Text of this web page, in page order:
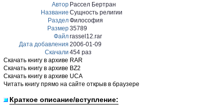
Автор Рассел Бертран
Название Сущность религии
РазделФилософия
Размер35789
Файлrassel12.rar
Дата добавления 2006-01-09
Скачали 454 раз
Скачать книгу в архиве RAR
Скачать книгу в архиве BZ2
Скачать книгу в архиве UCA
Читать книгу прямо на сайте открыв в браузере
Краткое описание/вступление: